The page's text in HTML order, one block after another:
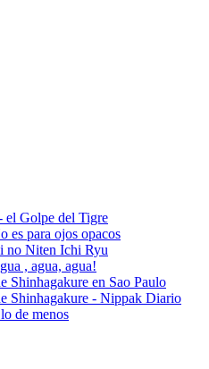
el Golpe del Tigre
es para ojos opacos
no Niten Ichi Ryu
, agua, agua!
Shinhagakure en Sao Paulo
Shinhagakure - Nippak Diario
de menos